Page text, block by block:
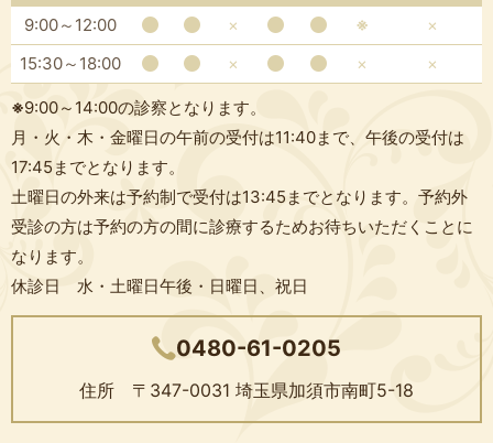
9:00～12:00
× ※
×
15:30～18:00
× × ×
※9:00～14:00の診察となります。
月・火・木・金曜日の午前の受付は11:40まで、午後の受付は
17:45までとなります。
土曜日の外来は予約制で受付は13:45までとなります。予約外
受診の方は予約の方の間に診療するためお待ちいただくことに
なります。
休診日 水・土曜日午後・日曜日、祝日
0480-61-0205
住所 〒347-0031 埼玉県加須市南町5-18